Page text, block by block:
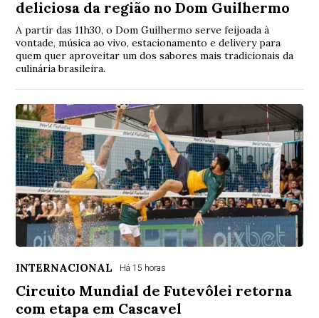
deliciosa da região no Dom Guilhermo
A partir das 11h30, o Dom Guilhermo serve feijoada à
vontade, música ao vivo, estacionamento e delivery para
quem quer aproveitar um dos sabores mais tradicionais da
culinária brasileira.
INTERNACIONAL Há 15 horas
Circuito Mundial de Futevôlei retorna
com etapa em Cascavel